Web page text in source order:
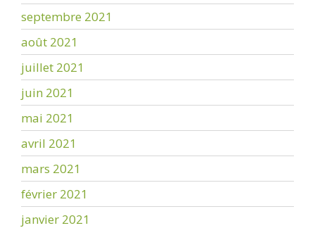
septembre 2021
août 2021
juillet 2021
juin 2021
mai 2021
avril 2021
mars 2021
février 2021
janvier 2021